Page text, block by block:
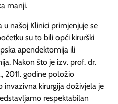
manji.
našoj Klinici primjenjuje se
su to bili opći kirurški
apendektomija ili
Nakon što je izv. prof. dr.
2011. godine položio
invazivna kirurgija doživjela je
respektabilan